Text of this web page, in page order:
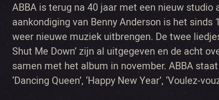
ABBA is terug na 40 jaar met een nieuw studio
aankondiging van Benny Anderson is het sinds
weer nieuwe muziek uitbrengen. De twee liedjes
Shut Me Down’ zijn al uitgegeven en de acht
samen met het album in november. ABBA
‘Dancing Queen’, ‘Happy New Year’, ‘Voulez-